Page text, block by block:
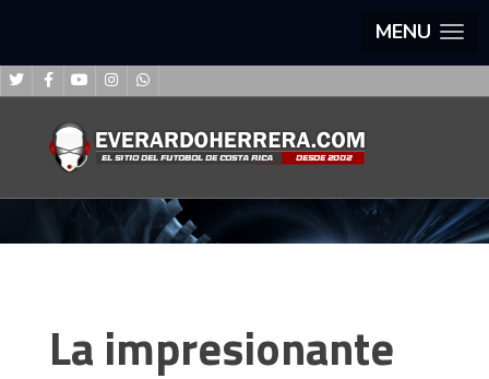
MENU
La impresionante